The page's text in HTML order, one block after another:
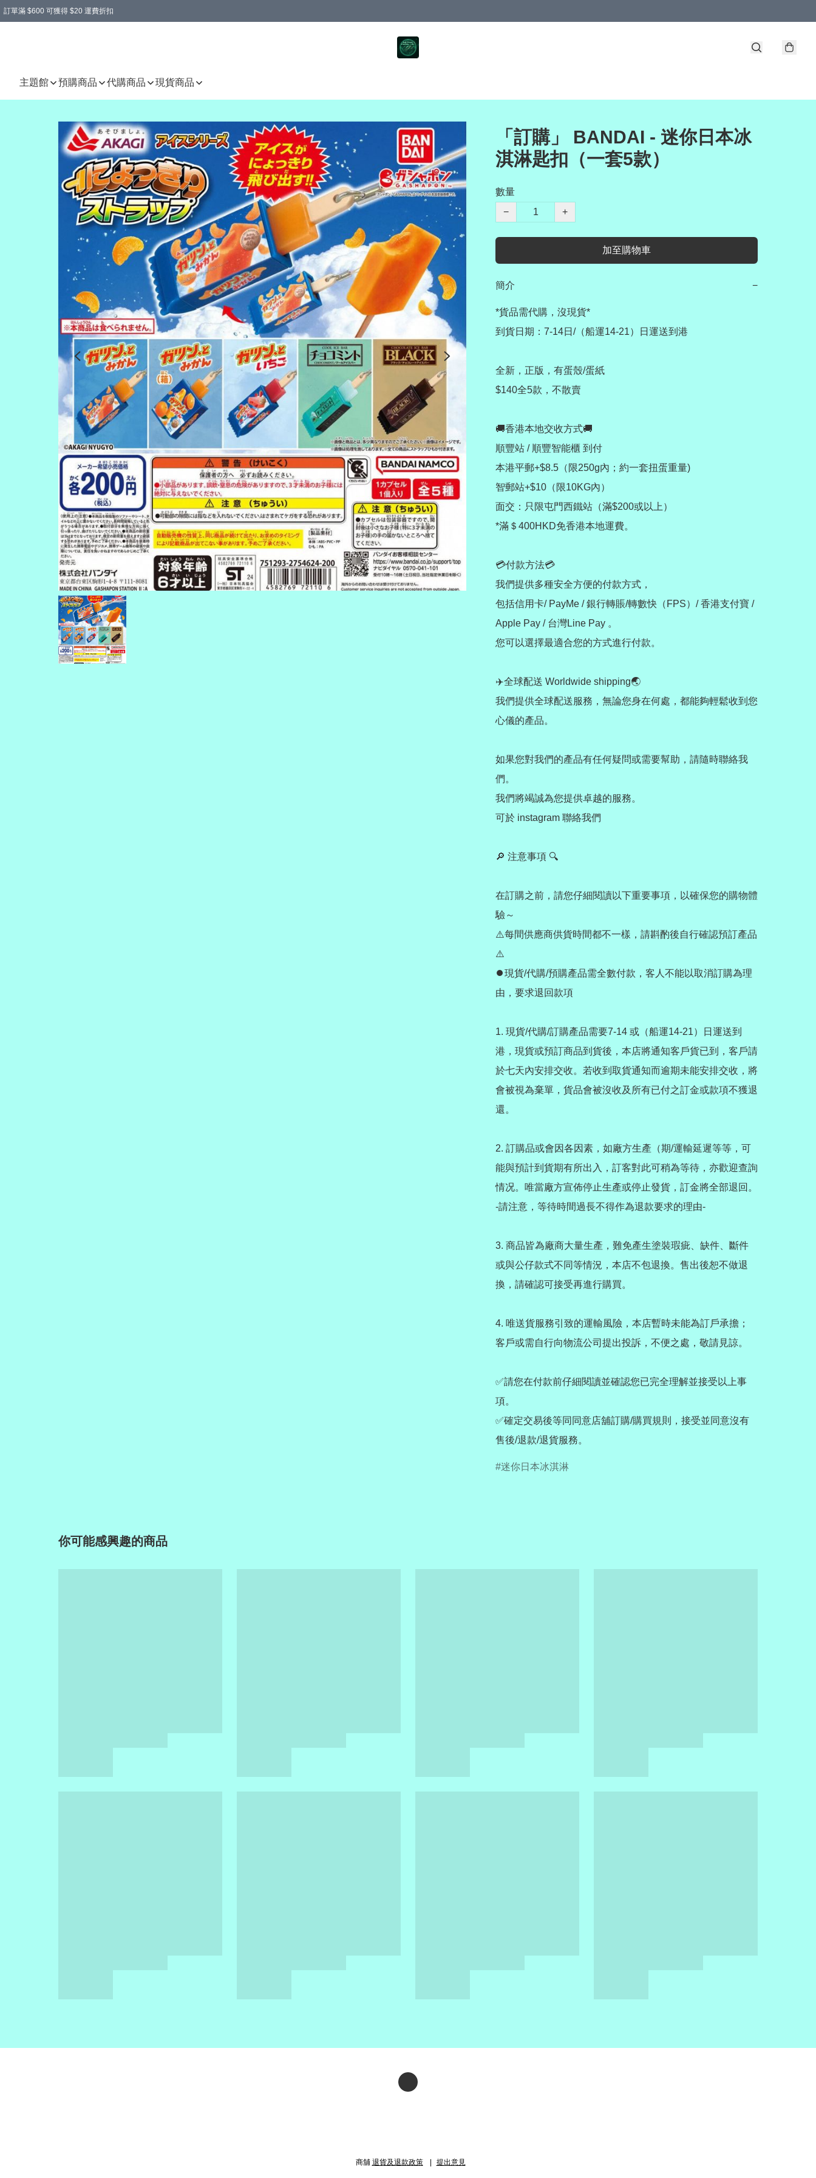
訂單滿 $600 可獲得 $20 運費折扣
主題館 預購商品 代購商品 現貨商品
「訂購」 BANDAI - 迷你日本冰
淇淋匙扣（一套5款）
數量
−
+
加至購物車
簡介 −
*貨品需代購，沒現貨*
到貨日期：7-14日/（船運14-21）日運送到港
全新，正版，有蛋殼/蛋紙
$140全5款，不散賣
🚚香港本地交收方式🚚
順豐站 / 順豐智能櫃 到付
本港平郵+$8.5（限250g內；約一套扭蛋重量)
智郵站+$10（限10KG內）
面交：只限屯門西鐵站（滿$200或以上）
*滿＄400HKD免香港本地運費。
💳付款方法💳
我們提供多種安全方便的付款方式，
包括信用卡/ PayMe / 銀行轉賬/轉數快（FPS）/ 香港支付寶 /
Apple Pay / 台灣Line Pay 。
您可以選擇最適合您的方式進行付款。
✈️全球配送 Worldwide shipping🌏
我們提供全球配送服務，無論您身在何處，都能夠輕鬆收到您
心儀的產品。
如果您對我們的產品有任何疑問或需要幫助，請隨時聯絡我
們。
我們將竭誠為您提供卓越的服務。
可於 instagram 聯絡我們
🔎 注意事項 🔍
在訂購之前，請您仔細閱讀以下重要事項，以確保您的購物體
驗～
⚠️每間供應商供貨時間都不一樣，請斟酌後自行確認預訂產品
⚠️
⏺️現貨/代購/預購產品需全數付款，客人不能以取消訂購為理
由，要求退回款項
1. 現貨/代購/訂購產品需要7-14 或（船運14-21）日運送到
港，現貨或預訂商品到貨後，本店將通知客戶貨已到，客戶請
於七天內安排交收。若收到取貨通知而逾期未能安排交收，將
會被視為棄單，貨品會被沒收及所有已付之訂金或款項不獲退
還。
2️. 訂購品或會因各因素，如廠方生產（期/運輸延遲等等，可
能與預計到貨期有所出入，訂客對此可稍為等待，亦歡迎查詢
情况。唯當廠方宣佈停止生產或停止發貨，訂金將全部退回。
-請注意，等待時間過長不得作為退款要求的理由-
3️. 商品皆為廠商大量生產，難免產生塗裝瑕疵、缺件、斷件
或與公仔款式不同等情況，本店不包退換。售出後恕不做退
換，請確認可接受再進行購買。
4️. 唯送貨服務引致的運輸風險，本店暫時未能為訂戶承擔；
客戶或需自行向物流公司提出投訴，不便之處，敬請見諒。
✅請您在付款前仔細閱讀並確認您已完全理解並接受以上事
項。
✅確定交易後等同同意店舖訂購/購買規則，接受並同意沒有
售後/退款/退貨服務。
迷你日本冰淇淋
你可能感興趣的商品
商舖 退貨及退款政策 提出意見